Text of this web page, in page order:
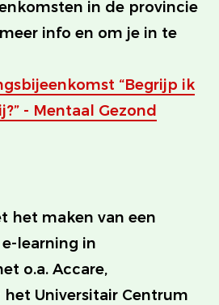
in de provincie
info en om je in te
“Begrijp ik
- Mentaal Gezond
het maken van een
learning in
o.a. Accare,
het Universitair Centrum